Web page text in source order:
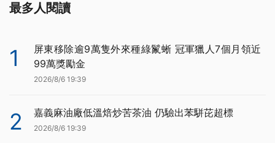
最多人閱讀
1
屏東移除逾9萬隻外來種綠鬣蜥 冠軍獵人7個月領近
99萬獎勵金
2026/8/6 19:39
2 嘉義麻油廠低溫焙炒苦茶油 仍驗出苯駢芘超標
2026/8/6 19:39